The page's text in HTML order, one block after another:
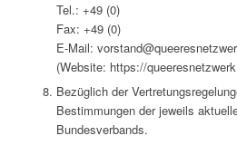
Tel.: +49 (0)
Fax: +49 (0)
E-Mail:
(Website: https://
Bezüglich der
Bestimmungen der jeweils
Bundesverbands.